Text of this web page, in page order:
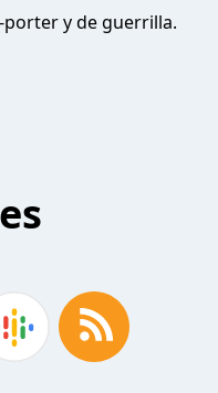
y de guerrilla.